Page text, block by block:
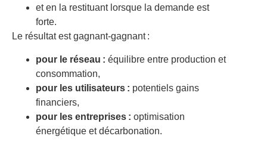
et en la restituant lorsque la demande est
forte.
Le résultat est gagnant-gagnant :
pour le réseau : équilibre entre production et
consommation,
pour les utilisateurs : potentiels gains
financiers,
pour les entreprises : optimisation
énergétique et décarbonation.